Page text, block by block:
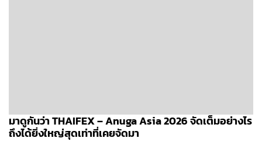
มาดูกันว่า THAIFEX – Anuga Asia 2026 จัดเต็มอย่างไร
ถึงได้ยิ่งใหญ่สุดเท่าที่เคยจัดมา